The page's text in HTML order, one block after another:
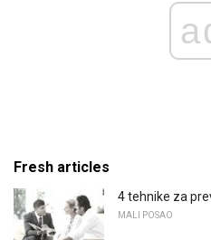
Fresh articles
4 tehnike za
MALI POSAO